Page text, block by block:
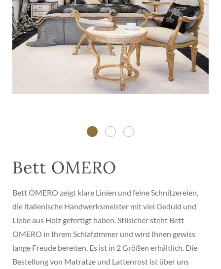
Bett OMERO
Bett OMERO zeigt klare Linien und feine Schnitzereien,
die italienische Handwerksmeister mit viel Geduld und
Liebe aus Holz gefertigt haben. Stilsicher steht Bett
OMERO in Ihrem Schlafzimmer und wird Ihnen gewiss
lange Freude bereiten. Es ist in 2 Größen erhältlich. Die
Bestellung von Matratze und Lattenrost ist über uns